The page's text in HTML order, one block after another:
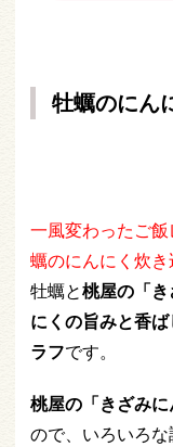
牡蠣のにん
一風変わったご
蠣のにんにく炊
牡蠣と桃屋の「き
にくの旨みと香
ラフです。
桃屋の「きざみに
ので、いろいろ